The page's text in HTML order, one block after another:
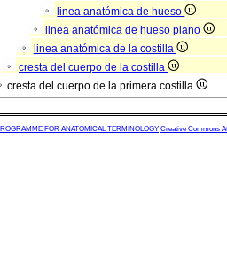
linea anatómica de hueso
linea anatómica de hueso plano
linea anatómica de la costilla
cresta del cuerpo de la costilla
cresta del cuerpo de la primera costilla
FOR ANATOMICAL TERMINOLOGY Creative Commons